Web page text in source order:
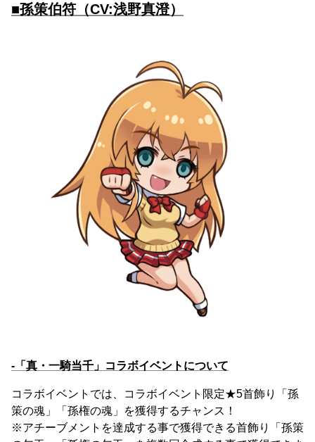
■孫策伯符（CV:浅野真澄）
-「真・一騎当千」コラボイベントについて
コラボイベントでは、コラボイベント限定★5首飾り「孫
策の魂」「孫権の魂」を獲得するチャンス！
※アチーブメントを達成する事で獲得できる首飾り「孫策